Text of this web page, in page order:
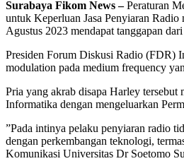
Surabaya Fikom News –Peraturan
untuk Keperluan Jasa Penyiaran
Agustus 2023 mendapat tanggapan
Presiden Forum Diskusi Radio (FDR)
modulation pada medium frequency
Pria yang akrab disapa Harley
Informatika dengan mengeluarkan
”Pada intinya pelaku penyiaran radio
dengan perkembangan teknologi,
Komunikasi Universitas Dr Soetomo